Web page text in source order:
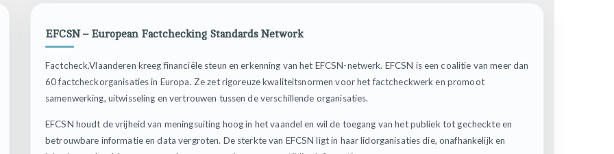
EFCSN – European Factchecking Standards Network
Factcheck.Vlaanderen kreeg financiële steun en erkenning van het EFCSN-netwerk. EFCSN is een coalitie van meer dan
60 factcheckorganisaties in Europa. Ze zet rigoreuze kwaliteitsnormen voor het factcheckwerk en promoot
samenwerking, uitwisseling en vertrouwen tussen de verschillende organisaties.
EFCSN houdt de vrijheid van meningsuiting hoog in het vaandel en wil de toegang van het publiek tot gecheckte en
betrouwbare informatie en data vergroten. De sterkte van EFCSN ligt in haar lidorganisaties die, onafhankelijk en